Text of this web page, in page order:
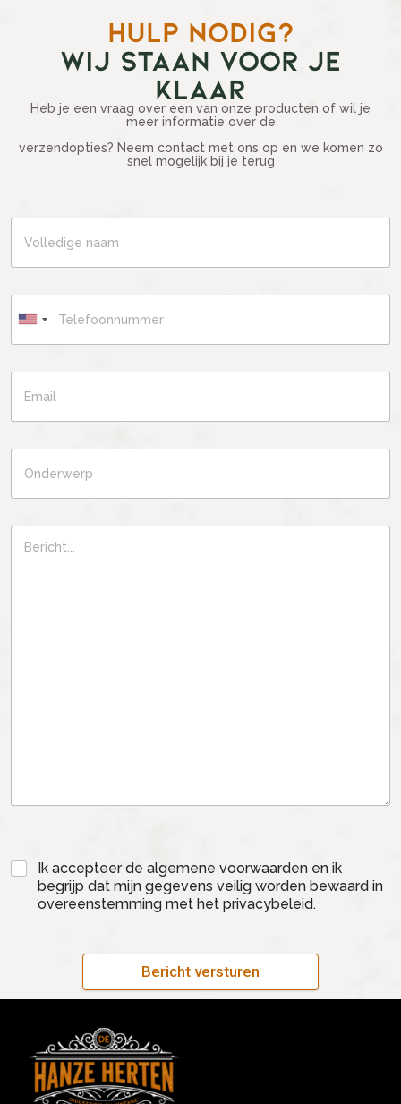
HULP NODIG?
WIJ STAAN VOOR JE
KLAAR
Heb je een vraag over een van onze producten of wil je
meer informatie over de
verzendopties? Neem contact met ons op en we komen zo
snel mogelijk bij je terug
Ik accepteer de algemene voorwaarden en ik
begrijp dat mijn gegevens veilig worden bewaard in
overeenstemming met het privacybeleid.
Bericht versturen